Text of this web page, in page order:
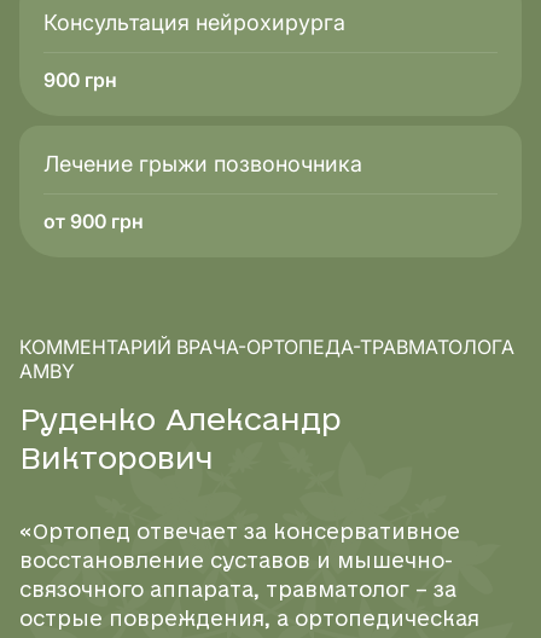
Консультация нейрохирурга
900 грн
Лечение грыжи позвоночника
от 900 грн
КОММЕНТАРИЙ ВРАЧА-ОРТОПЕДА-ТРАВМАТОЛОГА
AMBY
Руден ко Але ксандр
Ви кторович
«Ортопед отвечает за консервативное
восстановление суставов и мышечно-
связочного аппарата, травматолог – за
острые повреждения, а ортопедическая